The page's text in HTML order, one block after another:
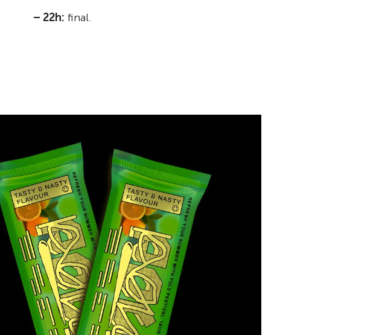
– 22h: final.